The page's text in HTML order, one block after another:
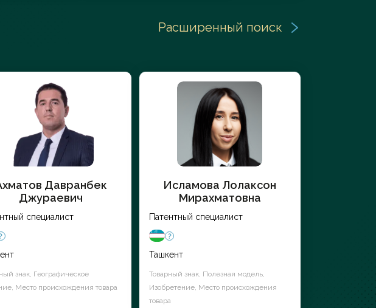
Заказать услугуРасширенный поиск
Давранбек
Джураевич
специалист
знак, Географическое
Место происхождения товара
Исламова Лолаксон
Мирахматовна
Патентный специалист
Ташкент
Товарный знак, Полезная модель,
Изобретение, Место происхождения
товара